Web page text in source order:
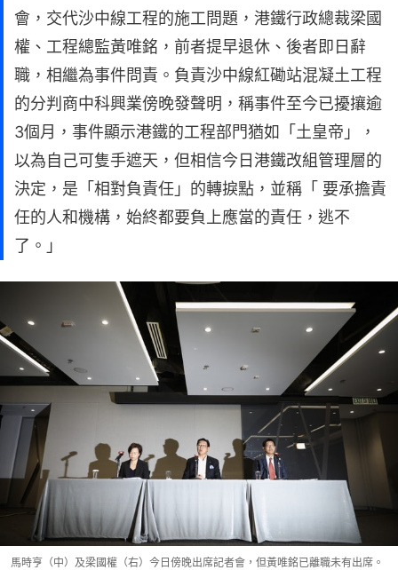
會，交代沙中線工程的施工問題，港鐵行政總裁梁國
權、工程總監黃唯銘，前者提早退休、後者即日辭
職，相繼為事件問責。負責沙中線紅磡站混凝土工程
的分判商中科興業傍晚發聲明，稱事件至今已擾攘逾
3個月，事件顯示港鐵的工程部門猶如「土皇帝」，
以為自己可隻手遮天，但相信今日港鐵改組管理層的
決定，是「相對負責任」的轉捩點，並稱「 要承擔責
任的人和機構，始終都要負上應當的責任，逃不
了。」
馬時亨（中）及梁國權（右）今日傍晚出席記者會，但黃唯銘已離職未有出席。